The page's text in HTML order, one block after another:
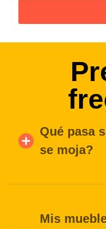
Qué pasa
se moja?
Mis